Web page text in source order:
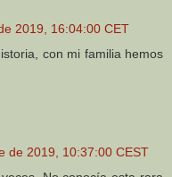
2019, 16:04:00 CET
con mi familia hemos
de 2019, 10:37:00 CEST